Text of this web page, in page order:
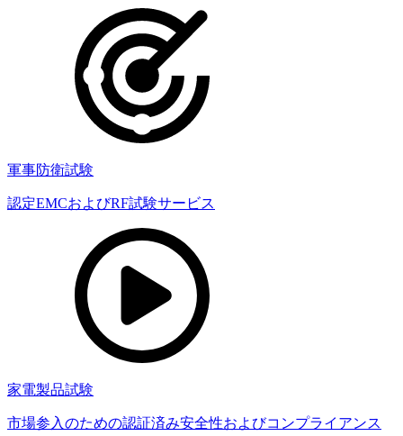
軍事防衛試験
認定EMCおよびRF試験サービス
家電製品試験
市場参入のための認証済み安全性およびコンプライアンス